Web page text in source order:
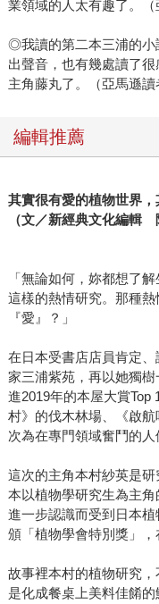
業領域的人太有趣了。（
◎我讀的第二本三浦的小
出聲音，也有幾處讀了
主角藤丸了。（亞馬遜讀
編輯推薦
其實很有愛的植物世界
（文／新經典文化編輯
「無論如何，妳都想了
這樣的熱情研究。那種
『愛』？」
在日本受書店店員肯定
家三浦紫苑，再以她獨
進2019年的本屋大賞Top
村》的伐木林場、《啟
次為在專門領域奮鬥的人
這次的主角本村紗英是
本以植物學研究生為主
進一步認識而受到日本
頒「植物學會特別獎」，
故事裡本村的植物研究
是化成餐桌上美料佳餚